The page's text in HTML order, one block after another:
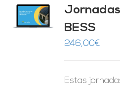
BESS
246,00€
Estas